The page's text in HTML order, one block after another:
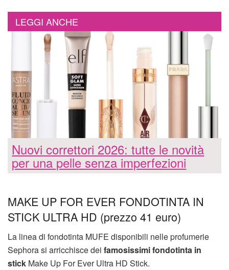
LEGGI ANCHE
Nuovi correttori 2026: tutte le novità
per una pelle senza imperfezioni
MAKE UP FOR EVER FONDOTINTA IN
STICK ULTRA HD (prezzo 41 euro)
La linea di fondotinta MUFE disponibili nelle profumerie
Sephora si arricchisce dei famosissimi fondotinta in
stick Make Up For Ever Ultra HD Stick.